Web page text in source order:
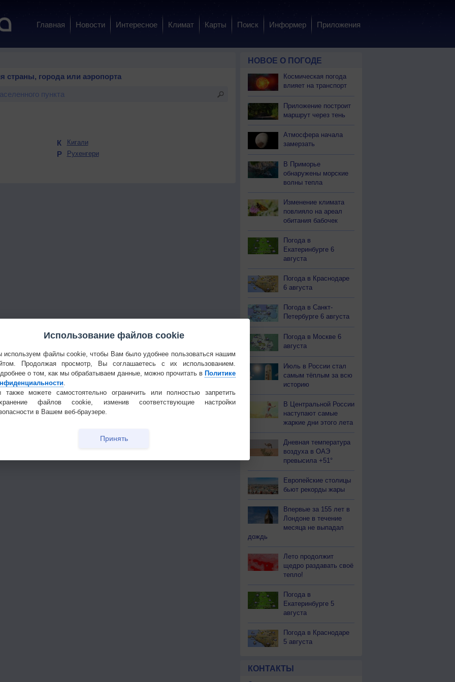
Главная Новости Интересное Климат Карты Поиск Информер Приложения
страны, города или аэропорта
К Кигали
Р Рухенгери
НОВОЕ О ПОГОДЕ
Космическая погода
влияет на транспорт
Приложение построит
маршрут через тень
Атмосфера начала
замерзать
В Приморье
обнаружены морские
волны тепла
Изменение климата
повлияло на ареал
обитания бабочек
Погода в
Екатеринбурге 6
августа
Погода в Краснодаре
6 августа
Погода в Санкт-
Петербурге 6 августа
Погода в Москве 6
августа
Июль в России стал
самым тёплым за всю
историю
В Центральной России
наступают самые
жаркие дни этого лета
Дневная температура
воздуха в ОАЭ
превысила +51°
Европейские столицы
бьют рекорды жары
Впервые за 155 лет в
Лондоне в течение
месяца не выпадал
дождь
Лето продолжит
щедро раздавать своё
тепло!
Погода в
Екатеринбурге 5
августа
Погода в Краснодаре
5 августа
КОНТАКТЫ
Использование файлов cookie
используем файлы cookie, чтобы Вам было удобнее пользоваться нашим
Продолжая просмотр, Вы соглашаетесь с их использованием.
о том, как мы обрабатываем данные, можно прочитать в Политике
также можете самостоятельно ограничить или полностью запретить
файлов cookie, изменив соответствующие настройки
в Вашем веб-браузере.
Принять